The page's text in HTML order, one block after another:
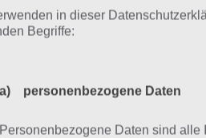
(alle Wörter)
1 bis 50
in dieser
Begriffe:
a) personenbezogene Daten
Personenbezogene Daten sind alle